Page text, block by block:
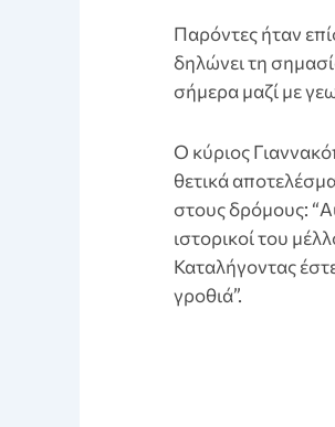
Παρόντες ήταν
δηλώνει τη
σήμερα μαζί με
Ο κύριος
θετικά
στους δρόμους:
ιστορικοί του
Καταλήγοντας
γροθιά”.